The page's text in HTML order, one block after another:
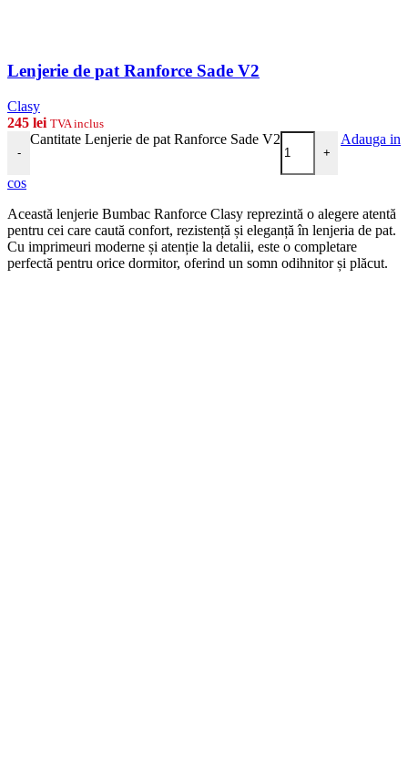
Lenjerie de pat Ranforce Sade V2
Clasy
245 lei TVA inclus
-
Cantitate Lenjerie de pat Ranforce Sade V2
+
Adauga in
cos
Această lenjerie Bumbac Ranforce Clasy reprezintă o alegere atentă
pentru cei care caută confort, rezistență și eleganță în lenjeria de pat.
Cu imprimeuri moderne și atenție la detalii, este o completare
perfectă pentru orice dormitor, oferind un somn odihnitor și plăcut.